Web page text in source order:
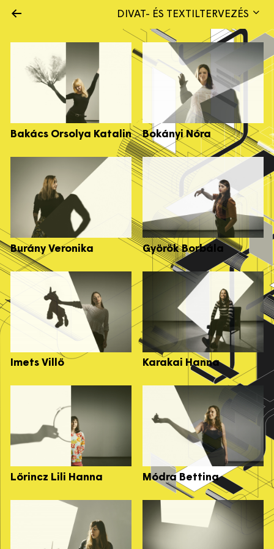
← DIVAT- ÉS TEXTILTERVEZÉS
Bakács Orsolya Katalin Bokányi Nóra
Burány Veronika Györök Borbála
Imets Villő Karakai Hanna
Lőrincz Lili Hanna Módra Bettina